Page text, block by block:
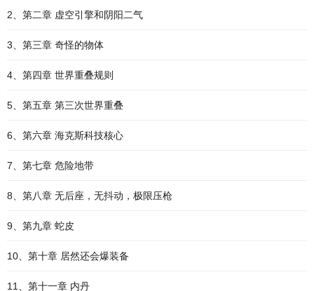
2、第二章 虚空引擎和阴阳二气
3、第三章 奇怪的物体
4、第四章 世界重叠规则
5、第五章 第三次世界重叠
6、第六章 海克斯科技核心
7、第七章 危险地带
8、第八章 无后座，无抖动，极限压枪
9、第九章 蛇皮
10、第十章 居然还会爆装备
11、第十一章 内丹